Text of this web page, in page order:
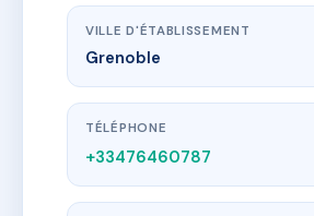
VILLE D'ÉTABLISSEMENT
Grenoble
TÉLÉPHONE
+33476460787